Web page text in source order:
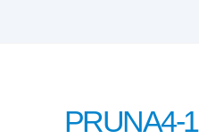
PRUNA4-1